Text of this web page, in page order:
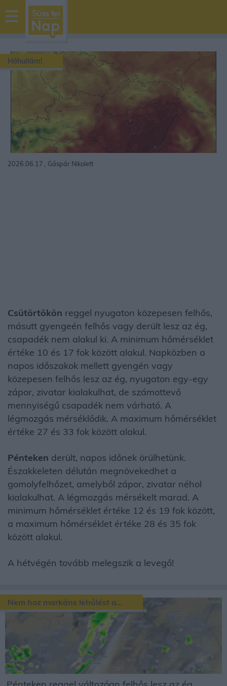
sussfelnap.hu
időjárás
Hőhullám!
2026.06.17., Gáspár Nikolett
Csütörtökön reggel nyugaton közepesen felhős,
másutt gyengeén felhős vagy derült lesz az ég,
csapadék nem alakul ki. A minimum hőmérséklet
értéke 10 és 17 fok között alakul. Napközben a
napos időszakok mellett gyengén vagy
közepesen felhős lesz az ég, nyugaton egy-egy
zápor, zivatar kialakulhat, de számottevő
mennyiségű csapadék nem várható. A
légmozgás mérséklődik. A maximum hőmérséklet
értéke 27 és 33 fok között alakul.
Pénteken derült, napos időnek örülhetünk.
Északkeleten délután megnövekedhet a
gomolyfelhőzet, amelyből zápor, zivatar néhol
kialakulhat. A légmozgás mérsékelt marad. A
minimum hőmérséklet értéke 12 és 19 fok között,
a maximum hőmérséklet értéke 28 és 35 fok
között alakul.
A hétvégén tovább melegszik a levegő!
Nem hoz markáns lehűlést a...